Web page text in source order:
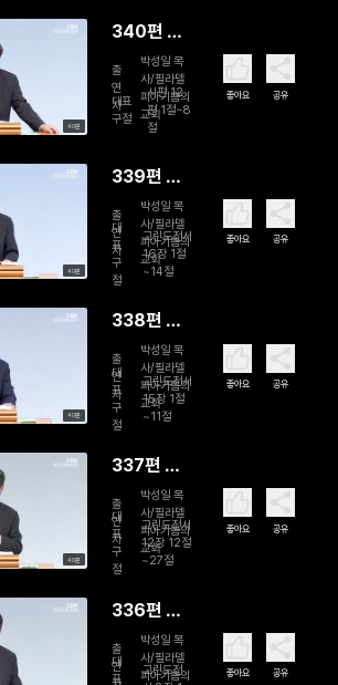
40분
340편 불
확실한 시
대를 탄식
하다
출
연
자
박성일 목
사/필라델
피아기쁨의
교회
대표
구절
시편 12
편 1절~8
절
좋아요 공유
40분
339편 모
든 일을 사
랑으로 행
하라
출
연
자
박성일 목
사/필라델
피아기쁨의
교회
대
표
구
절
고린도전서
16장 1절
~14절
좋아요 공유
40분
338편 복
음을 너희
에게 알게
하노니
출
연
자
박성일 목
사/필라델
피아기쁨의
교회
대
표
구
절
고린도전서
15장 1절
~11절
좋아요 공유
40분
337편 지
체는 많으
나 몸은 하
나라
출
연
자
박성일 목
사/필라델
피아기쁨의
교회
대
표
구
절
고린도전서
12장 12절
~27절
좋아요 공유
336편 사
랑은 덕을
세우나니
출
연
박성일 목
사/필라델
피아기쁨의
대
표
고린도전
좋아요 공유